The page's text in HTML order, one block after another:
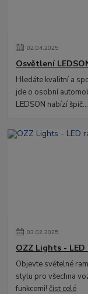
02.04.2025
Osvětlení
Hledáte kvalitní a
jde o osobní
LEDSON nabízí
03.02.2025
OZZ Lights -
Objevte světelné
stylu pro všechna
funkcemi!číst celé